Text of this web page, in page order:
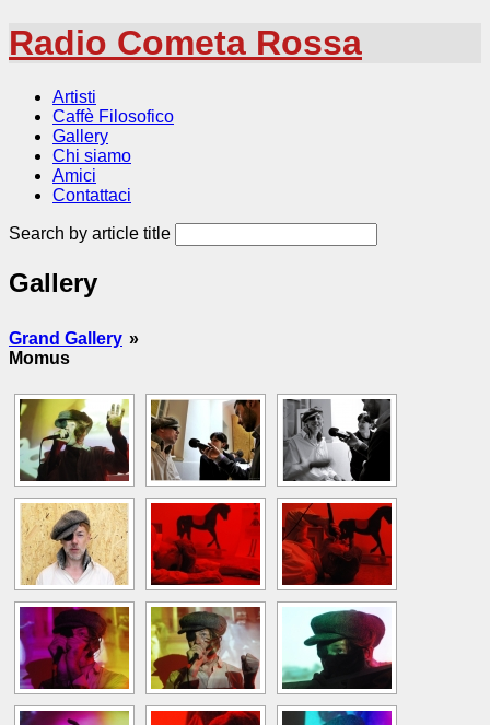
Radio Cometa Rossa
Artisti
Caffè Filosofico
Gallery
Chi siamo
Amici
Contattaci
Search by article title
Gallery
Grand Gallery »
Momus